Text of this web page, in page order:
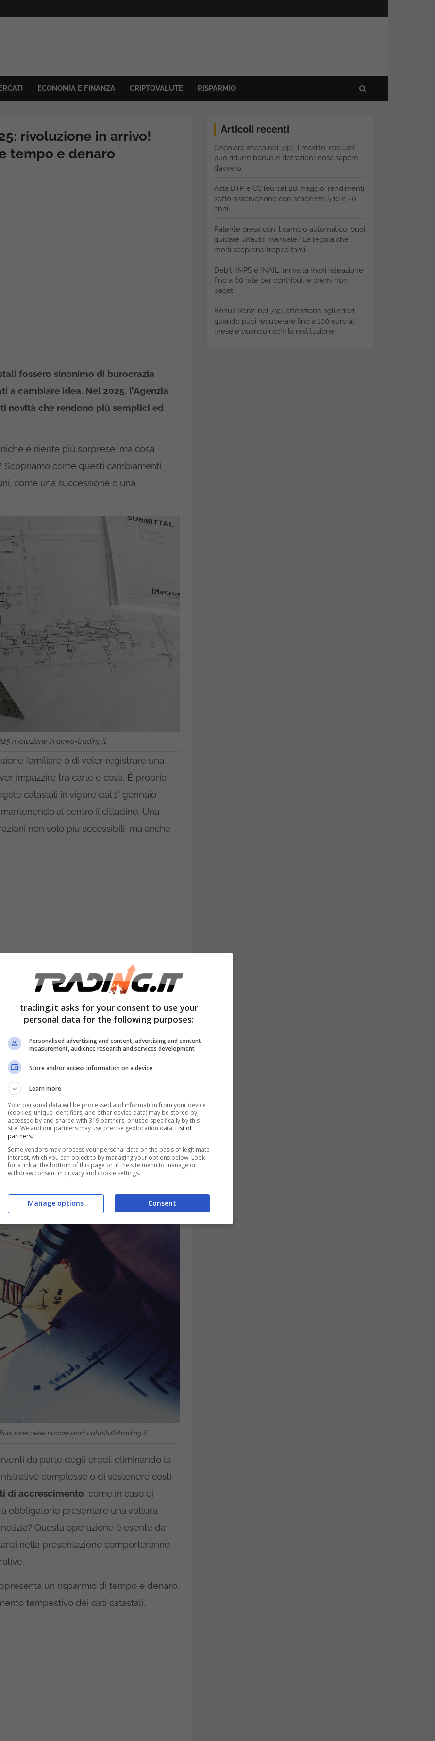
ECONOMIA E FINANZA CRIPTOVALUTE RISPARMIO
rivoluzione in arrivo!
tempo e denaro
fossero sinonimo di burocrazia
a cambiare idea. Nel 2025, l’Agenzia
novità che rendono più semplici ed
e niente più sorprese: ma cosa
come questi cambiamenti
come una successione o una
rivoluzione in arrivo-trading.it
familiare o di voler registrare una
impazzire tra carte e costi. È proprio
catastali in vigore dal 1° gennaio
al centro il cittadino. Una
non solo più accessibili, ma anche
questi aggiornamenti possono
operazioni veloci e intuitive.
semplificazione
avvierà l’aggiornamento automatico delle
del titolare di diritti come usufrutto,
Alessio vive in un appartamento in cui
un diritto di godimento. Con il
sarà aggiornata
l’usufrutto e riconoscendo
nelle successioni catastali-trading.it
da parte degli eredi, eliminando la
complesse o di sostenere costi
di accrescimento, come in caso di
obbligatorio presentare una voltura
Questa operazione è esente da
nella presentazione comporteranno
un risparmio di tempo e denaro,
tempestivo dei dati catastali,
Articoli recenti
Cedolare secca nel 730, il reddito ‘escluso’
può ridurre bonus e detrazioni: cosa sapere
davvero
Asta BTP e CCTeu del 28 maggio: rendimenti
sotto osservazione con scadenze 5,10 e 20
anni
Patente presa con il cambio automatico: puoi
guidare un’auto manuale? La regola che
molti scoprono troppo tardi
Debiti INPS e INAIL, arriva la maxi rateazione:
fino a 60 rate per contributi e premi non
pagati
Bonus Renzi nel 730, attenzione agli errori:
quando puoi recuperare fino a 100 euro al
mese e quando rischi la restituzione
trading.it asks for your consent to use your
personal data for the following purposes:
Personalised advertising and content, advertising and content
measurement, audience research and services development
Store and/or access information on a device
Learn more
Your personal data will be processed and information from your device
(cookies, unique identifiers, and other device data) may be stored by,
accessed by and shared with 319 partners, or used specifically by this
site. We and our partners may use precise geolocation data. List of
partners.
Some vendors may process your personal data on the basis of legitimate
interest, which you can object to by managing your options below. Look
for a link at the bottom of this page or in the site menu to manage or
withdraw consent in privacy and cookie settings.
Consent
Manage options